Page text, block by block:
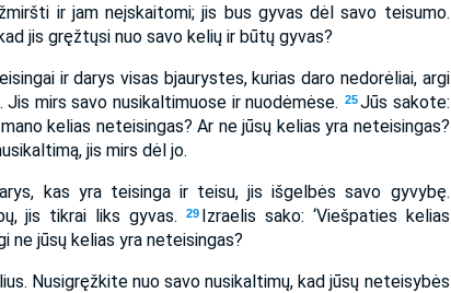
ir jam neįskaitomi; jis bus gyvas dėl savo teisumo.
jis gręžtųsi nuo savo kelių ir būtų gyvas?
ir darys visas bjaurystes, kurias daro nedorėliai, argi
mirs savo nusikaltimuose ir nuodėmėse. 25Jūs sakote:
kelias neteisingas? Ar ne jūsų kelias yra neteisingas?
jis mirs dėl jo.
kas yra teisinga ir teisu, jis išgelbės savo gyvybę.
jis tikrai liks gyvas. 29 Izraelis sako: ‘Viešpaties kelias
ne jūsų kelias yra neteisingas?
Nusigręžkite nuo savo nusikaltimų, kad jūsų neteisybės